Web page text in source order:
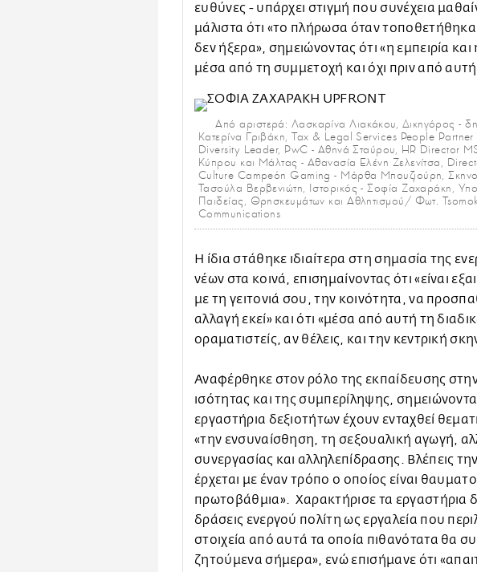
ευθύνες - υπάρχει στιγμή που συνέχεια
μάλιστα ότι «το πλήρωσα όταν
δεν ήξερα», σημειώνοντας ότι «η εμπειρία
μέσα από τη συμμετοχή και όχι πριν από
Από αριστερά: Λασκαρίνα Λιακάκου, Δικηγόρος -
Κατερίνα Γριβάκη, Tax & Legal Services People
Diversity Leader, PwC - Αθηνά Σταύρου, HR Director
Κύπρου και Μάλτας - Αθανασία Ελένη Ζελενίτσα,
Culture Campeón Gaming - Μάρθα Μπουζιούρη,
Τασούλα Βερβενιώτη, Ιστορικός - Σοφία Ζαχαράκη,
Παιδείας, Θρησκευμάτων και Αθλητισμού/ Φωτ.
Communications
Η ίδια στάθηκε ιδιαίτερα στη σημασία της
νέων στα κοινά, επισημαίνοντας ότι «είναι
με τη γειτονιά σου, την κοινότητα, να
αλλαγή εκεί» και ότι «μέσα από αυτή τη
οραματιστείς, αν θέλεις, και την κεντρική
Αναφέρθηκε στον ρόλο της εκπαίδευσης στην
ισότητας και της συμπερίληψης,
εργαστήρια δεξιοτήτων έχουν ενταχθεί
«την ενσυναίσθηση, τη σεξουαλική αγωγή,
συνεργασίας και αλληλεπίδρασης. Βλέπεις
έρχεται με έναν τρόπο ο οποίος είναι
πρωτοβάθμια». Χαρακτήρισε τα εργαστήρια
δράσεις ενεργού πολίτη ως εργαλεία που
στοιχεία από αυτά τα οποία πιθανότατα θα
ζητούμενα σήμερα», ενώ επισήμανε ότι